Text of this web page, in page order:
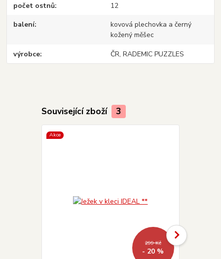
počet ostnů 12
balení
kovová plechovka a černý
kožený měšec
výrobce ČR, RADEMIC PUZZLES
Související zboží 3
Akce
299 Kč
- 20 %